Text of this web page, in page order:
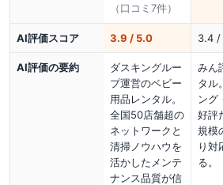
（口コミ 7件）
AI評価スコア 3.9 / 5.0 3.4 /
AI評価の要約
ダスキングルー
プ運営のベビー
用品レンタル。
全国50店舗超の
ネットワークと
清掃ノウハウを
活かしたメンテ
ナンス品質が信
みん
タル
ング
好評
規模
り対
る。